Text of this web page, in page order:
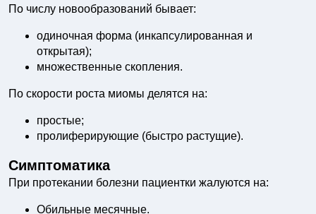
По числу новообразований бывает:
одиночная форма (инкапсулированная и
открытая);
множественные скопления.
По скорости роста миомы делятся на:
простые;
пролиферирующие (быстро растущие).
Симптоматика
При протекании болезни пациентки жалуются на:
Обильные месячные.